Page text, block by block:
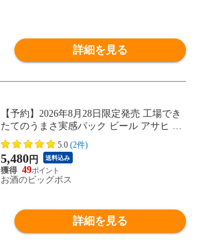
詳細を見る
【予約】2026年8月28日限定発売 工場でき
たてのうまさ実感パック ビール アサヒ ス
ーパードライ 350ml×1ケース/24本《024》
『CSH』【本州のみ 送料無料】
5.0 (2件)
5,480円 送料込み
49
お酒のビッグボス
詳細を見る